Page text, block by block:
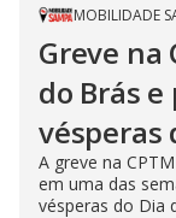
MOBILIDADE
Greve na
do Brás
vésperas
A greve na
em uma das
vésperas do Dia